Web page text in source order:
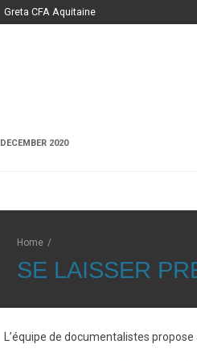
Greta CFA Aquitaine
DECEMBER 2020
Home /
SE LAISSER
L’équipe de documentalistes